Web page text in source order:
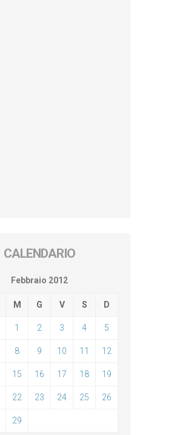
CALENDARIO
Febbraio 2012
M G V S D
1 2 3 4 5
8 9 10 11 12
15 16 17 18 19
22 23 24 25 26
29